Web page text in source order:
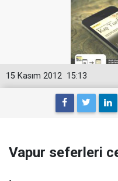
15:13
15 Kasım 2012
Vapur seferleri